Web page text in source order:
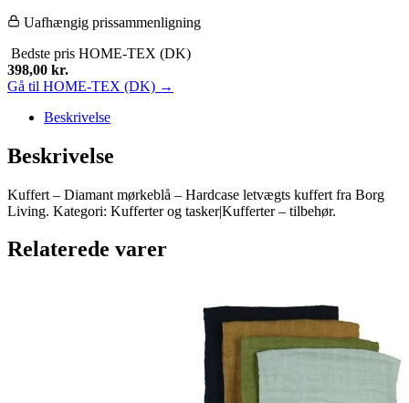
Uafhængig prissammenligning
Bedste pris HOME-TEX (DK)
398,00 kr.
Gå til HOME-TEX (DK) →
Beskrivelse
Beskrivelse
Kuffert – Diamant mørkeblå – Hardcase letvægts kuffert fra Borg
Living. Kategori: Kufferter og tasker|Kufferter – tilbehør.
Relaterede varer